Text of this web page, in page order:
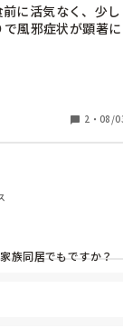
に活気なく、少し
風邪症状が顕著に
までは様観。
日受診されるとの
行って下さり木曜
い部屋で寝かされ
らせて頂いてから車
！と熱を測るのを
と脇で測ると
けやなあかんねん
...
2 ・ 08/
族同居でもですか？